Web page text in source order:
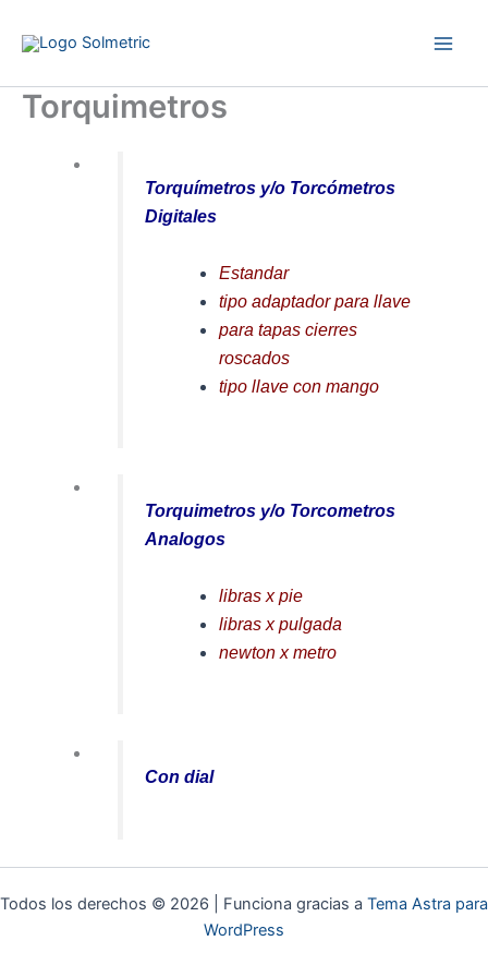
Torquimetros
Torquímetros y/o Torcómetros
Digitales
Estandar
tipo adaptador para llave
para tapas cierres
roscados
tipo llave con mango
Torquimetros y/o Torcometros
Analogos
libras x pie
libras x pulgada
newton x metro
Con dial
Todos los derechos © 2026 | Funciona gracias a Tema Astra para
WordPress